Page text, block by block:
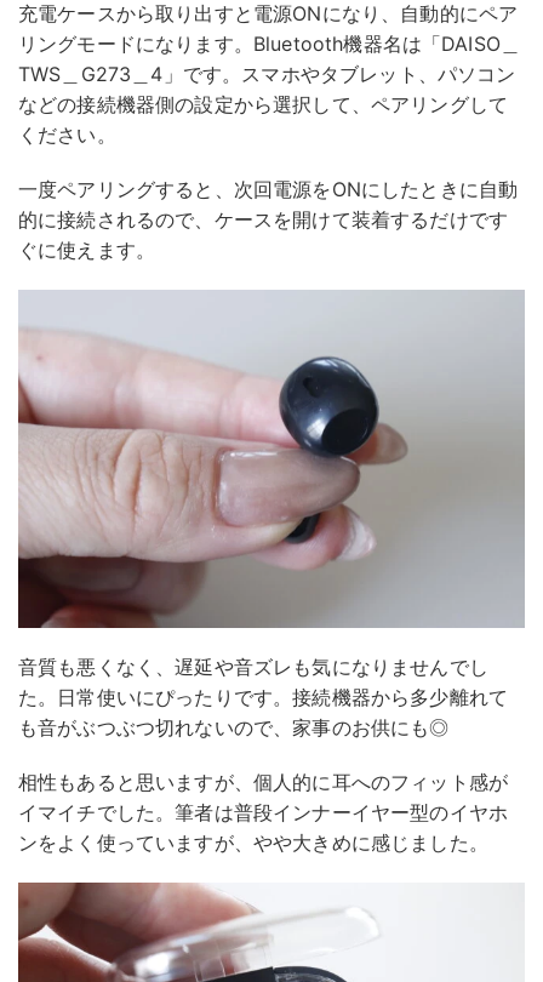
充電ケースから取り出すと電源ONになり、自動的にペア
リングモードになります。Bluetooth機器名は「DAISO＿
TWS＿G273＿4」です。スマホやタブレット、パソコン
などの接続機器側の設定から選択して、ペアリングして
ください。
一度ペアリングすると、次回電源をONにしたときに自動
的に接続されるので、ケースを開けて装着するだけです
ぐに使えます。
音質も悪くなく、遅延や音ズレも気になりませんでし
た。日常使いにぴったりです。接続機器から多少離れて
も音がぶつぶつ切れないので、家事のお供にも◎
相性もあると思いますが、個人的に耳へのフィット感が
イマイチでした。筆者は普段インナーイヤー型のイヤホ
ンをよく使っていますが、やや大きめに感じました。